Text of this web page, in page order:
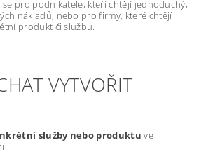
pro podnikatele, kteří chtějí jednoduchý,
nákladů, nebo pro firmy, které chtějí
produkt či službu.
VYTVOŘIT
služby nebo produktu ve